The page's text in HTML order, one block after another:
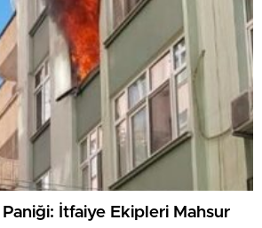
Paniği: İtfaiye Ekipleri Mahsur